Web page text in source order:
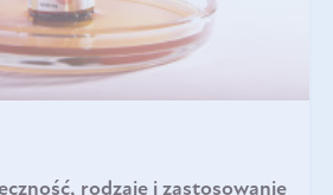
rodzaje i zastosowanie